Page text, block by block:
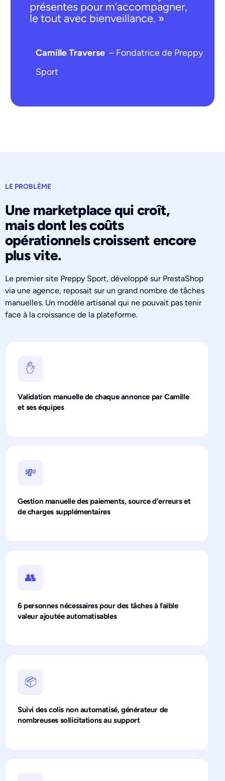
présentes pour m’accompagner,
le tout avec bienveillance. »
Camille Traverse – Fondatrice de Preppy
Sport
LE PROBLÈME
Une marketplace qui croît,
mais dont les coûts
opérationnels croissent encore
plus vite.
Le premier site Preppy Sport, développé sur PrestaShop
via une agence, reposait sur un grand nombre de tâches
manuelles. Un modèle artisanal qui ne pouvait pas tenir
face à la croissance de la plateforme.
✋
Validation manuelle de chaque annonce par Camille
et ses équipes
💸
Gestion manuelle des paiements, source d'erreurs et
de charges supplémentaires
👥
6 personnes nécessaires pour des tâches à faible
valeur ajoutée automatisables
📦
Suivi des colis non automatisé, générateur de
nombreuses sollicitations au support